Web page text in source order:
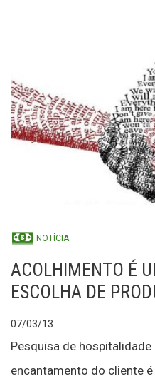
NOTÍCIA
ACOLHIMENTO É
ESCOLHA DE
07/03/13
Pesquisa de
encantamento do cliente